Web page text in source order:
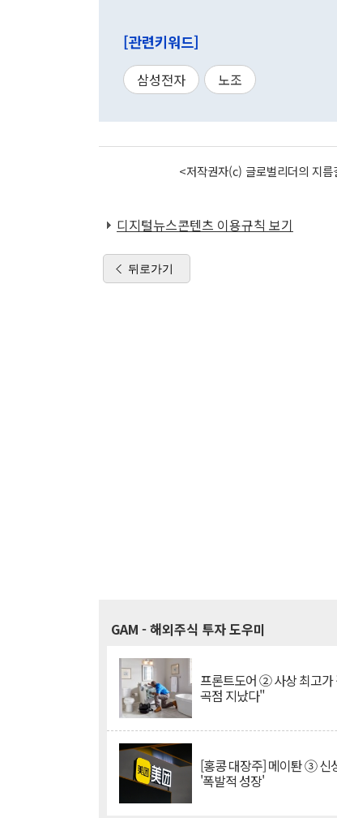
[관련키워드]
삼성전자 노조
<저작권자(c) 글로벌리더의 지
디지털뉴스콘텐츠 이용규칙 보기
뒤로가기
GAM - 해외주식 투자 도우미
프론트도어 ② 사상 최고
곡점 지났다"
[홍콩 대장주] 메이퇀 ③ 신
'폭발적 성장'